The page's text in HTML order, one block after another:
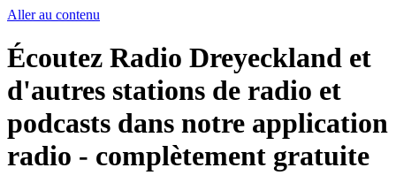
Aller au contenu
Écoutez Radio Dreyeckland et
d'autres stations de radio et
podcasts dans notre application
radio - complètement gratuite